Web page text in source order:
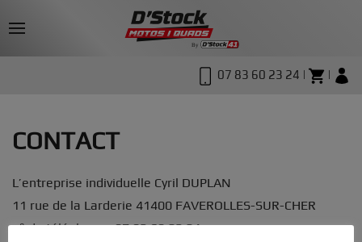
07 83 60 23 24 | |
CONTACT
L’entreprise individuelle Cyril DUPLAN
11 rue de la Larderie 41400 FAVEROLLES-SUR-CHER
n° de téléphone : 07 83 60 23 24